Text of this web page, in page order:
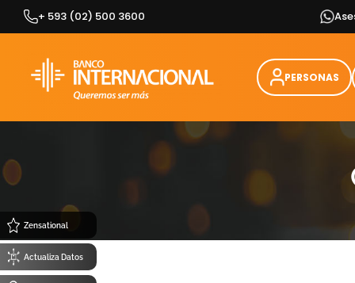
Zensational
Actualiza Datos
Skip
+ 593 (02) 500 3600
PERSONAS